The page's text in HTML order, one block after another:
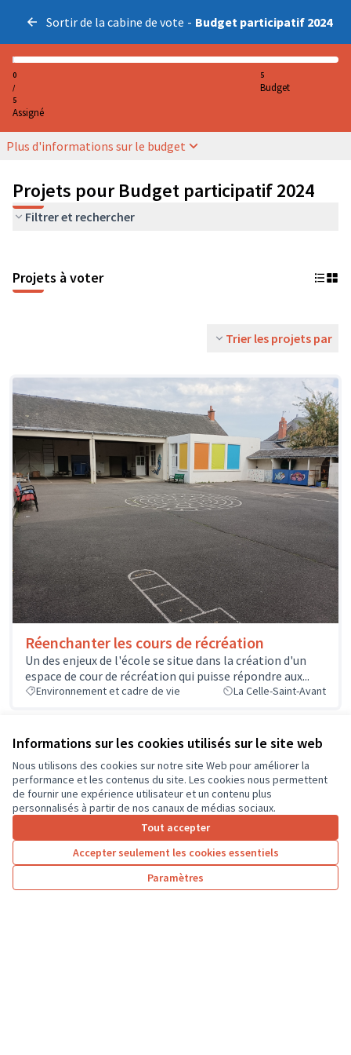
Informations sur les cookies utilisés sur le site web
Nous utilisons des cookies sur notre site Web pour améliorer la
performance et les contenus du site. Les cookies nous permettent
de fournir une expérience utilisateur et un contenu plus
personnalisés à partir de nos canaux de médias sociaux.
Tout accepter
Accepter seulement les cookies essentiels
Paramètres
Sortir de la cabine de vote - Budget participatif 2024
0
/
5
Assigné
5
Budget
Plus d'informations sur le budget
Projets pour Budget participatif 2024
Filtrer et rechercher
Projets à voter
Trier les projets par
Réenchanter les cours de récréation
Un des enjeux de l'école se situe dans la création d'un
espace de cour de récréation qui puisse répondre aux...
Environnement et cadre de vie La Celle-Saint-Avant